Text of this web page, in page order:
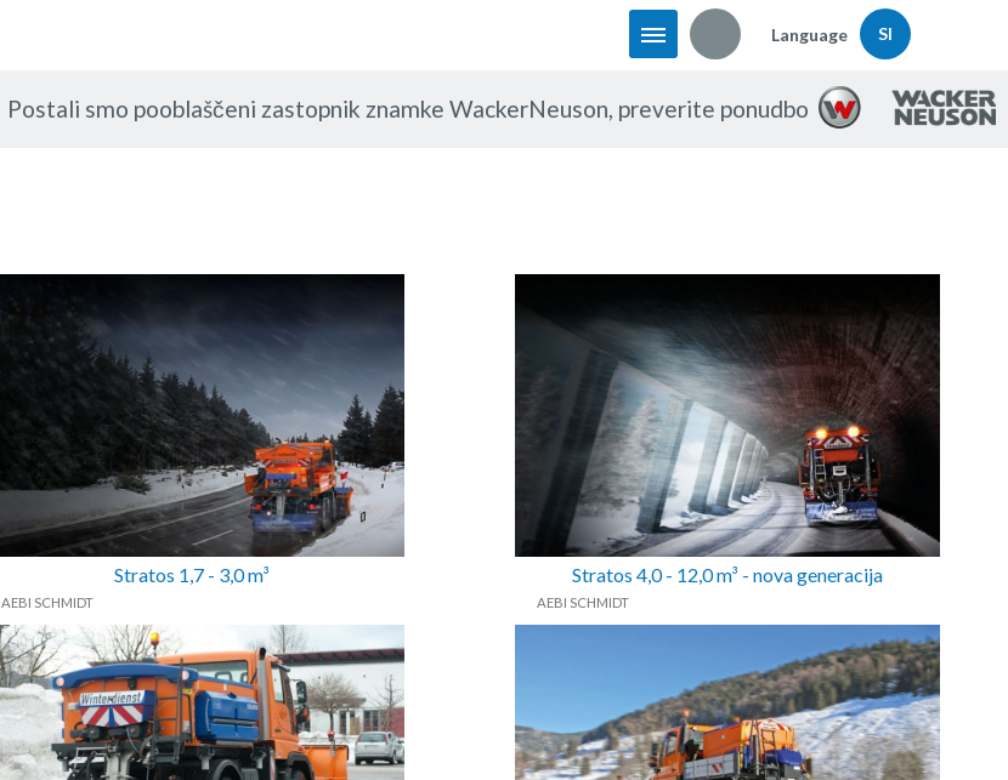
SI
Language
Postali smo pooblaščeni zastopnik znamke WackerNeuson, preverite ponudbo
Stratos 1,7 - 3,0 m³
AEBI SCHMIDT
Stratos 4,0 - 12,0 m³ - nova generacija
AEBI SCHMIDT